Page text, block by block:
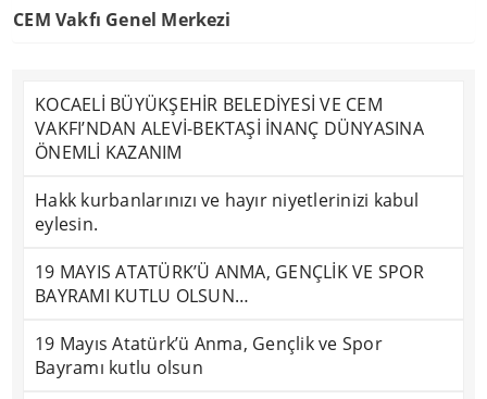
CEM Vakfı Genel Merkezi
KOCAELİ BÜYÜKŞEHİR BELEDİYESİ VE CEM
VAKFI’NDAN ALEVİ-BEKTAŞİ İNANÇ DÜNYASINA
ÖNEMLİ KAZANIM
Hakk kurbanlarınızı ve hayır niyetlerinizi kabul
eylesin.
19 MAYIS ATATÜRK’Ü ANMA, GENÇLİK VE SPOR
BAYRAMI KUTLU OLSUN…
19 Mayıs Atatürk’ü Anma, Gençlik ve Spor
Bayramı kutlu olsun